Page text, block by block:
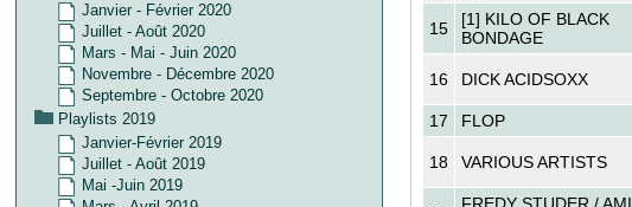
15
[1] KILO OF BLACK
BONDAGE
16 DICK ACIDSOXX
17
FLOP
18 VARIOUS ARTISTS
Janvier - Février 2020
Juillet - Août 2020
Mars - Mai - Juin 2020
Novembre - Décembre 2020
Septembre - Octobre 2020
Playlists 2019
Janvier-Février 2019
Juillet - Août 2019
Mai -Juin 2019